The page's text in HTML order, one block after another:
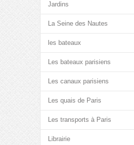
Jardins
La Seine des Nautes
les bateaux
Les bateaux parisiens
Les canaux parisiens
Les quais de Paris
Les transports à Paris
Librairie